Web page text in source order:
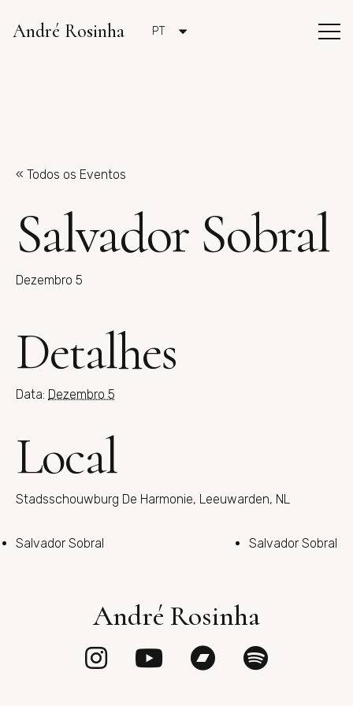
André Rosinha PT
« Todos os Eventos
Salvador Sobral
Dezembro 5
Detalhes
Data: Dezembro 5
Local
Stadsschouwburg De Harmonie, Leeuwarden, NL
Salvador Sobral Salvador Sobral
André Rosinha